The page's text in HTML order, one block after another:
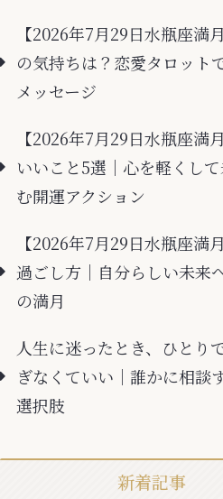
【2026年7月29日水瓶座満
の気持ちは？恋愛タロット
メッセージ
【2026年7月29日水瓶座満
いいこと5選｜心を軽くし
む開運アクション
【2026年7月29日水瓶座満
過ごし方｜自分らしい未来
の満月
人生に迷ったとき、ひとり
ぎなくていい｜誰かに相談
選択肢
新着記事